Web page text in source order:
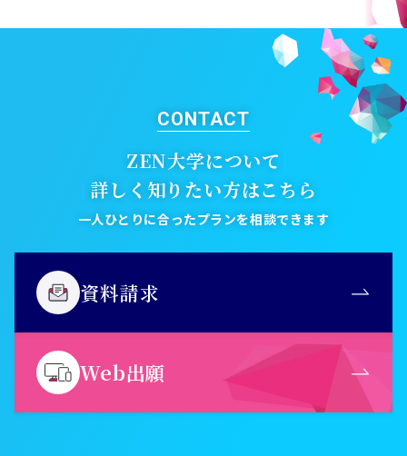
CONTACT
ZEN大学について
詳しく知りたい方はこちら
一人ひとりに合ったプランを相談できます
資料請求
Web出願